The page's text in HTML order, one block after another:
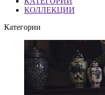
КОЛЛЕКЦИИ
Категории